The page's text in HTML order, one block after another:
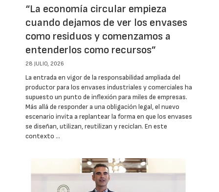
“La economía circular empieza
cuando dejamos de ver los envases
como residuos y comenzamos a
entenderlos como recursos”
28 JULIO, 2026
La entrada en vigor de la responsabilidad ampliada del
productor para los envases industriales y comerciales ha
supuesto un punto de inflexión para miles de empresas.
Más allá de responder a una obligación legal, el nuevo
escenario invita a replantear la forma en que los envases
se diseñan, utilizan, reutilizan y reciclan. En este
contexto …